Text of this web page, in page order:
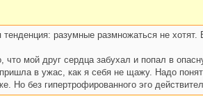
разумные размножаться не
что мой друг сердца забухал и попал в
в ужас, как я себя не щажу. Надо
без гипертрофированного эго